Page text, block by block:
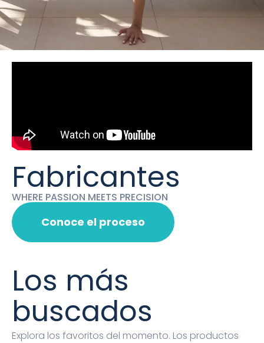
Fabricantes
WHERE PASSION MEETS PRECISION
Conoce el proceso
Los más
buscados
Explora los favoritos del momento. Los productos